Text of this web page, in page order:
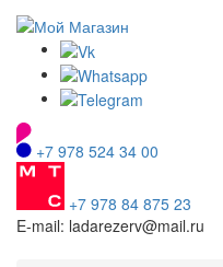
+7 978 524 34 00
+7 978 84 875 23
E-mail: ladarezerv@mail.ru